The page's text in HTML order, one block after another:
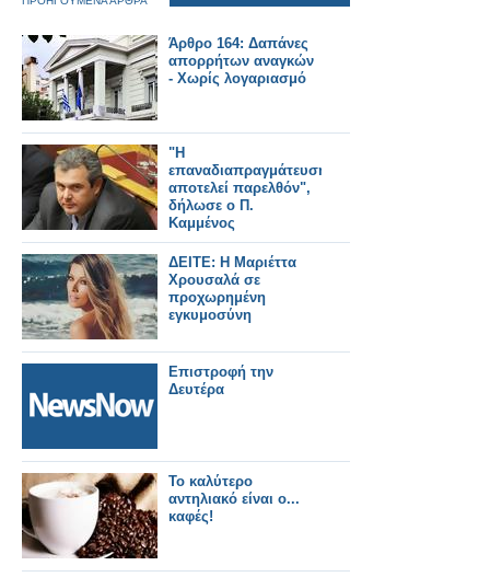
Άρθρο 164: Δαπάνες
απορρήτων αναγκών
- Χωρίς λογαριασμό
"Η
επαναδιαπραγμάτευση
αποτελεί παρελθόν",
δήλωσε ο Π.
Καμμένος
ΔΕΙΤΕ: Η Μαριέττα
Χρουσαλά σε
προχωρημένη
εγκυμοσύνη
Επιστροφή την
Δευτέρα
Το καλύτερο
αντηλιακό είναι ο...
καφές!